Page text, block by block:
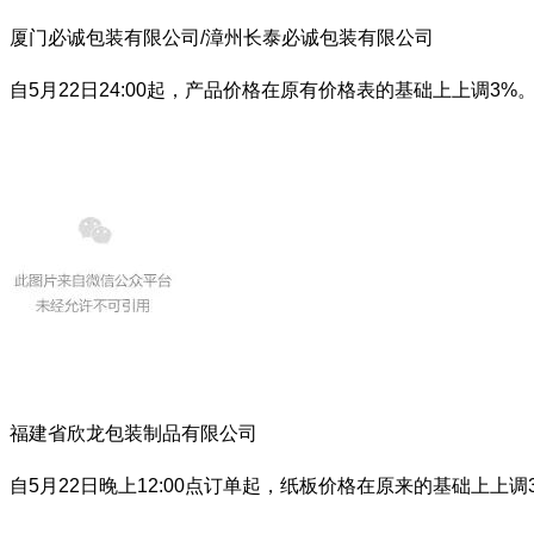
厦门必诚包装有限公司/漳州长泰必诚包装有限公司
自5月22日24:00起，产品价格在原有价格表的基础上上调3%。
福建省欣龙包装制品有限公司
自5月22日晚上12:00点订单起，纸板价格在原来的基础上上调